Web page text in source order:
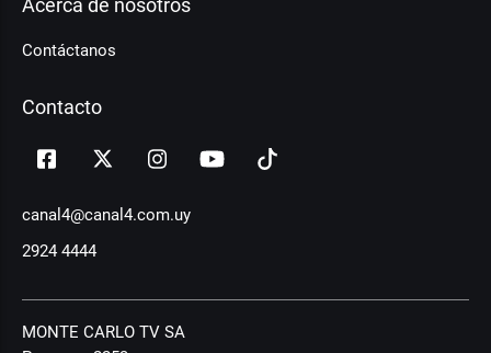
Acerca de nosotros
Contáctanos
Contacto
canal4@canal4.com.uy
2924 4444
MONTE CARLO TV SA